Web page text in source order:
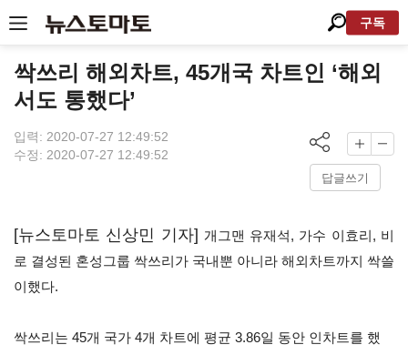
구독
싹쓰리 해외차트, 45개국 차트인 ‘해외
서도 통했다’
입력: 2020-07-27 12:49:52
수정: 2020-07-27 12:49:52
답글쓰기
[뉴스토마토 신상민 기자] 개그맨 유재석, 가수 이효리 , 비
로 결성된 혼성그룹 싹쓰리가 국내뿐 아니라 해외차트까지 싹쓸
이했다.
싹쓰리는 45개 국가 4개 차트에 평균 3.86일 동안 인차트를 했